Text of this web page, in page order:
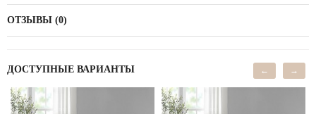
ОТЗЫВЫ (0)
ДОСТУПНЫЕ ВАРИАНТЫ ← →